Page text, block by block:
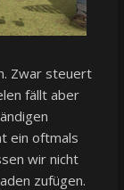
Zwar steuert
fällt aber
ein oftmals
wir nicht
zufügen.